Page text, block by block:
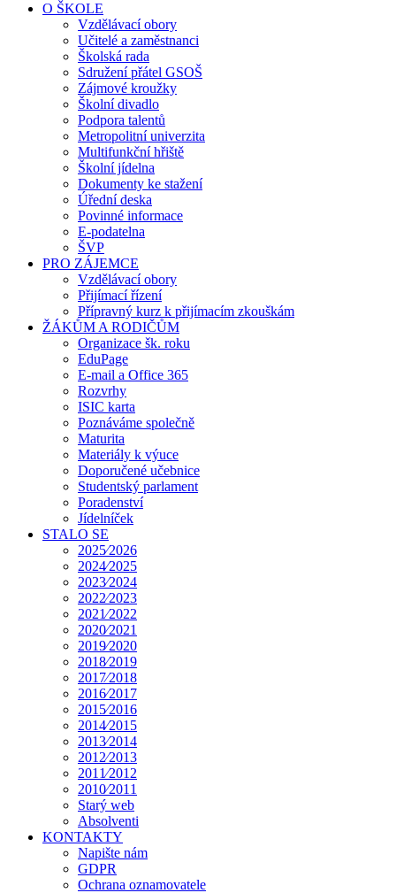
O ŠKOLE
Vzdělávací obory
Učitelé a zaměstnanci
Školská rada
Sdružení přátel GSOŠ
Zájmové kroužky
Školní divadlo
Podpora talentů
Metropolitní univerzita
Multifunkční hřiště
Školní jídelna
Dokumenty ke stažení
Úřední deska
Povinné informace
E-podatelna
ŠVP
PRO ZÁJEMCE
Vzdělávací obory
Přijímací řízení
Přípravný kurz k přijímacím zkouškám
ŽÁKŮM A RODIČŮM
Organizace šk. roku
EduPage
E-mail a Office 365
Rozvrhy
ISIC karta
Poznáváme společně
Maturita
Materiály k výuce
Doporučené učebnice
Studentský parlament
Poradenství
Jídelníček
STALO SE
2025⁄2026
2024⁄2025
2023⁄2024
2022⁄2023
2021⁄2022
2020⁄2021
2019⁄2020
2018⁄2019
2017⁄2018
2016⁄2017
2015⁄2016
2014⁄2015
2013⁄2014
2012⁄2013
2011⁄2012
2010⁄2011
Starý web
Absolventi
KONTAKTY
Napište nám
GDPR
Ochrana oznamovatele